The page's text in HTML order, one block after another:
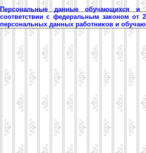
Персональные данные обучающихся и
соответствии с федеральным законом от
персональных данных работников и